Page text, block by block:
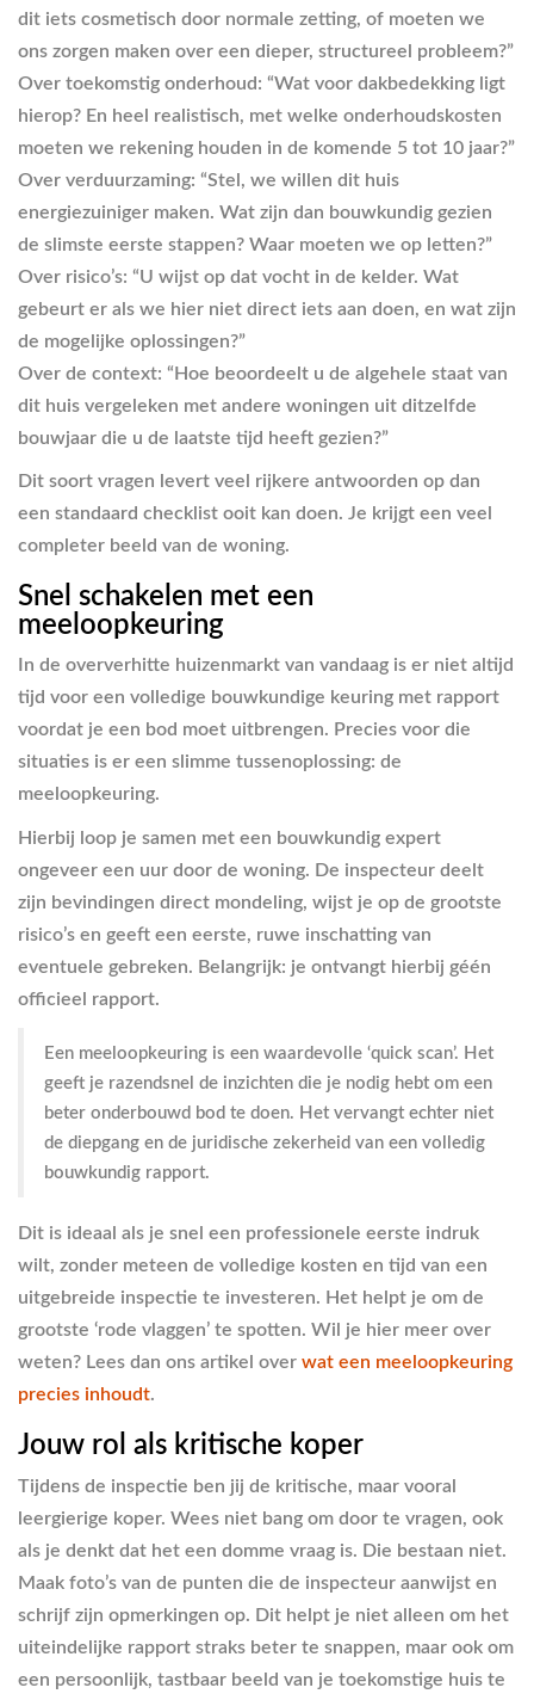
dit iets cosmetisch door normale zetting, of moeten we
ons zorgen maken over een dieper, structureel probleem?”
Over toekomstig onderhoud: “Wat voor dakbedekking ligt
hierop? En heel realistisch, met welke onderhoudskosten
moeten we rekening houden in de komende 5 tot 10 jaar?”
Over verduurzaming: “Stel, we willen dit huis
energiezuiniger maken. Wat zijn dan bouwkundig gezien
de slimste eerste stappen? Waar moeten we op letten?”
Over risico’s: “U wijst op dat vocht in de kelder. Wat
gebeurt er als we hier niet direct iets aan doen, en wat zijn
de mogelijke oplossingen?”
Over de context: “Hoe beoordeelt u de algehele staat van
dit huis vergeleken met andere woningen uit ditzelfde
bouwjaar die u de laatste tijd heeft gezien?”
Dit soort vragen levert veel rijkere antwoorden op dan
een standaard checklist ooit kan doen. Je krijgt een veel
completer beeld van de woning.
Snel schakelen met een
meeloopkeuring
In de oververhitte huizenmarkt van vandaag is er niet altijd
tijd voor een volledige bouwkundige keuring met rapport
voordat je een bod moet uitbrengen. Precies voor die
situaties is er een slimme tussenoplossing: de
meeloopkeuring.
Hierbij loop je samen met een bouwkundig expert
ongeveer een uur door de woning. De inspecteur deelt
zijn bevindingen direct mondeling, wijst je op de grootste
risico’s en geeft een eerste, ruwe inschatting van
eventuele gebreken. Belangrijk: je ontvangt hierbij géén
officieel rapport.
Een meeloopkeuring is een waardevolle ‘quick scan’. Het
geeft je razendsnel de inzichten die je nodig hebt om een
beter onderbouwd bod te doen. Het vervangt echter niet
de diepgang en de juridische zekerheid van een volledig
bouwkundig rapport.
Dit is ideaal als je snel een professionele eerste indruk
wilt, zonder meteen de volledige kosten en tijd van een
uitgebreide inspectie te investeren. Het helpt je om de
grootste ‘rode vlaggen’ te spotten. Wil je hier meer over
weten? Lees dan ons artikel over wat een meeloopkeuring
precies inhoudt.
Jouw rol als kritische koper
Tijdens de inspectie ben jij de kritische, maar vooral
leergierige koper. Wees niet bang om door te vragen, ook
als je denkt dat het een domme vraag is. Die bestaan niet.
Maak foto’s van de punten die de inspecteur aanwijst en
schrijf zijn opmerkingen op. Dit helpt je niet alleen om het
uiteindelijke rapport straks beter te snappen, maar ook om
een persoonlijk, tastbaar beeld van je toekomstige huis te